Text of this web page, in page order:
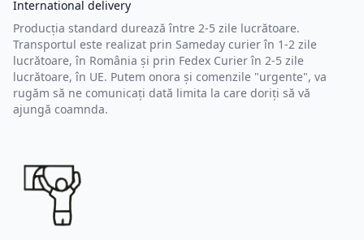
International delivery
Producția standard durează între 2-5 zile lucrătoare.
Transportul este realizat prin Sameday curier în 1-2 zile
lucrătoare, în România și prin Fedex Curier în 2-5 zile
lucrătoare, în UE. Putem onora și comenzile "urgente", va
rugăm să ne comunicați dată limita la care doriți să vă
ajungă coamnda.